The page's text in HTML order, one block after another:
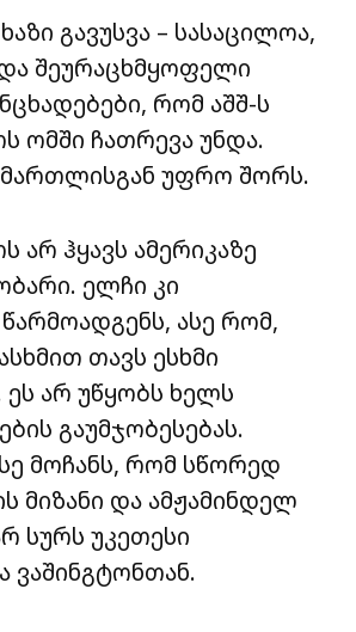
გავუსვა – სასაცილოა,
შეურაცხმყოფელი
რომ აშშ-ს
ომში ჩათრევა უნდა.
უფრო შორს.
არ ჰყავს ამერიკაზე
ელჩი კი
ასე რომ,
თავს ესხმი
არ უწყობს ხელს
გაუმჯობესებას.
მოჩანს, რომ სწორედ
მიზანი და ამჟამინდელ
სურს უკეთესი